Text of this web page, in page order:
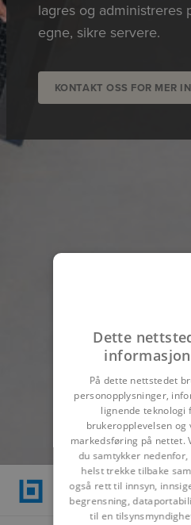
lagres og administreres
egne, sikre servere.
KONTAKT OSS FOR MER
Kontakt
Dette
På dette nettstedet
personopplysninger,
lignende teknologi
brukeropplevelsen og
markedsføring på nettet.
du samtykker
helst trekke tilbake
også rett til innsyn,
begrensning,
til en